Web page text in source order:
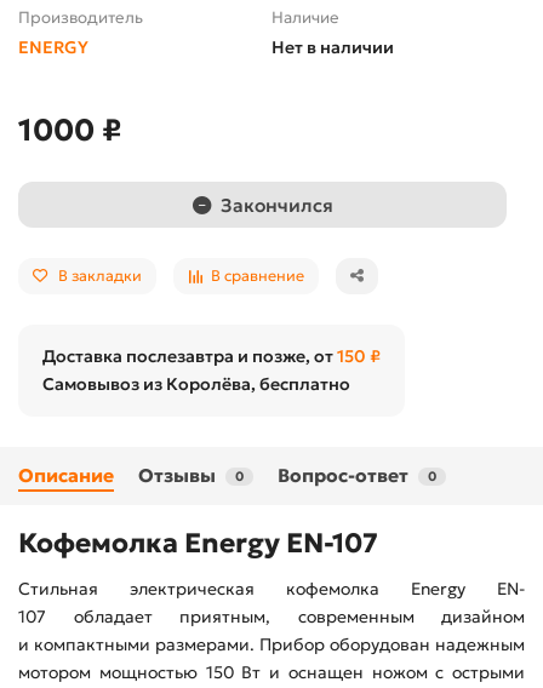
Производитель
ENERGY
Наличие
Нет в наличии
1000 ₽
Закончился
В закладки В сравнение
Доставка послезавтра и позже, от150 ₽
Самовывоз из Королёва, бесплатно
Описание Отзывы 0 Вопрос-ответ 0
Кофемолка Energy EN-107
Стильная электрическая кофемолка Energy EN-
107 обладает приятным, современным дизайном
и компактными размерами. Прибор оборудован надежным
мотором мощностью 150 Вт и оснащен ножом с острыми